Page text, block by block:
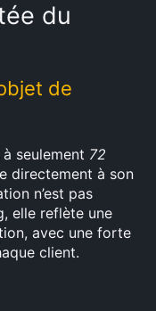
du
de
seulement 72
directement à son
n’est pas
elle reflète une
avec une forte
client.